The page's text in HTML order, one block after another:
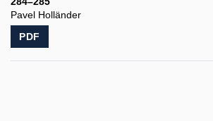
Pavel Holländer
PDF